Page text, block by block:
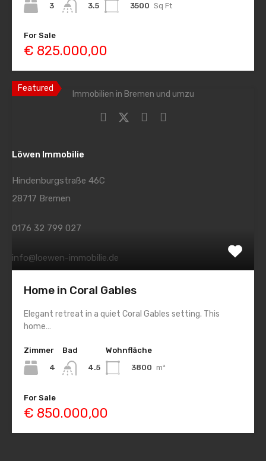
3
3.5
3500 Sq Ft
For Sale
€ 825.000,00
Featured
Home in Coral Gables
Elegant retreat in a quiet Coral Gables setting. This
home…
Zimmer
4
Bad
4.5
Wohnfläche
3800 m²
For Sale
€ 850.000,00
Immobilien in Bremen und umzu
Löwen Immobilie
Hindenburgstraße 46C
28717 Bremen
0176 32 799 027
info@loewen-immobilie.de
Kontakt
Impressum
© 2026. Alle Rechte vorbehalten.